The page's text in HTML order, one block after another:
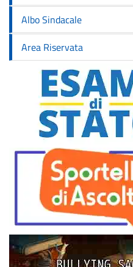
Albo Sindacale
Area Riservata